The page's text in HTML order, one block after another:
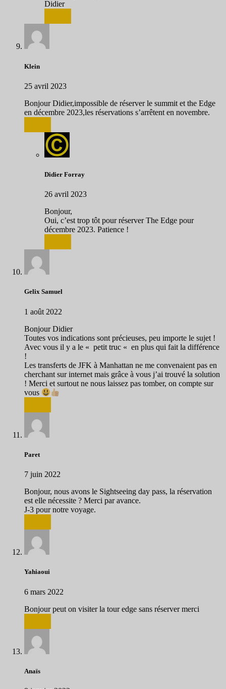
Didier
Klein
25 avril 2023
Bonjour Didier,impossible de réserver le summit et the Edge
en décembre 2023,les réservations s’arrêtent en novembre.
Didier Forray
26 avril 2023
Bonjour,
Oui, c’est trop tôt pour réserver The Edge pour
décembre 2023. Patience !
Gelix Samuel
1 août 2022
Bonjour Didier
Toutes vos indications sont précieuses, peu importe le sujet !
Avec vous il y a le « petit truc « en plus qui fait la différence
!
Les transferts de JFK à Manhattan ne me convenaient pas en
cherchant sur internet mais grâce à vous j’ai trouvé la solution
! Merci et surtout ne nous laissez pas tomber, on compte sur
vous
Paret
7 juin 2022
Bonjour, nous avons le Sightseeing day pass, la réservation
est elle nécessite ? Merci par avance.
J-3 pour notre voyage.
Yahiaoui
6 mars 2022
Bonjour peut on visiter la tour edge sans réserver merci
Anaïs